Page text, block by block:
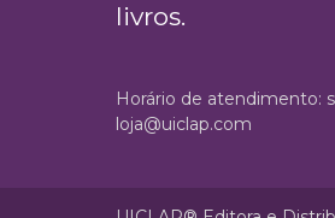
livros.
Horário de atendimento:
loja@uiclap.com